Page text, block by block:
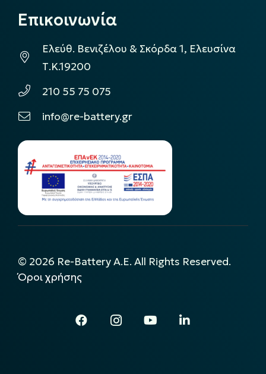
Επικοινωνία
Ελεύθ. Βενιζέλου & Σκόρδα 1, Ελευσίνα
Τ.Κ.19200
210 55 75 075
info@re-battery.gr
© 2026 Re-Battery A.E. All Rights Reserved.
Όροι χρήσης